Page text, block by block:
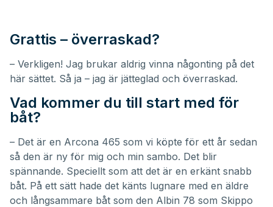
Grattis – överraskad?
– Verkligen! Jag brukar aldrig vinna någonting på det
här sättet. Så ja – jag är jätteglad och överraskad.
Vad kommer du till start med för
båt?
– Det är en Arcona 465 som vi köpte för ett år sedan
så den är ny för mig och min sambo. Det blir
spännande. Speciellt som att det är en erkänt snabb
båt. På ett sätt hade det känts lugnare med en äldre
och långsammare båt som den Albin 78 som Skippo